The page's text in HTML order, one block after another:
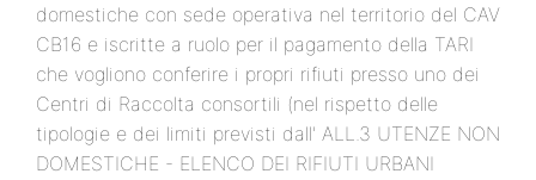
domestiche con sede operativa nel territorio del CAV
CB16 e iscritte a ruolo per il pagamento della TARI
che vogliono conferire i propri rifiuti presso uno dei
Centri di Raccolta consortili (nel rispetto delle
tipologie e dei limiti previsti dall' ALL.3 UTENZE NON
DOMESTICHE - ELENCO DEI RIFIUTI URBANI